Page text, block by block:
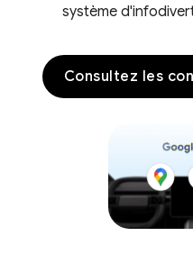
système
Consultez les